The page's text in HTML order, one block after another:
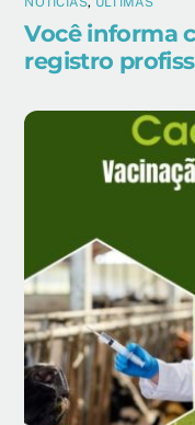
Você informa
registro